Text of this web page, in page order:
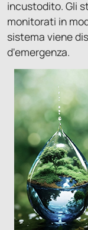
incustodito. Gli
monitorati in
sistema viene
d'emergenza.